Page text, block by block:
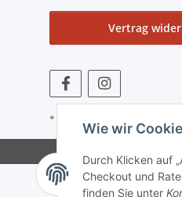
Wie wir
Durch Klicken auf
Checkout und
finden Sie unter
Vertrag
* Alle Preise zzgl. gesetzlicher